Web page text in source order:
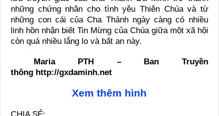
những chứng nhân cho tình yêu Thiên Chúa và từ
những con cái của Cha Thánh ngày càng có nhiều
linh hồn nhận biết Tin Mừng của Chúa giữa một xã hội
còn quá nhiều lắng lo và bất an này.
Maria PTH – Ban Truyền
thông http://gxdaminh.net
Xem thêm hình